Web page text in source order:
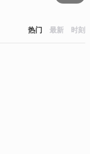
热门 最新 时刻